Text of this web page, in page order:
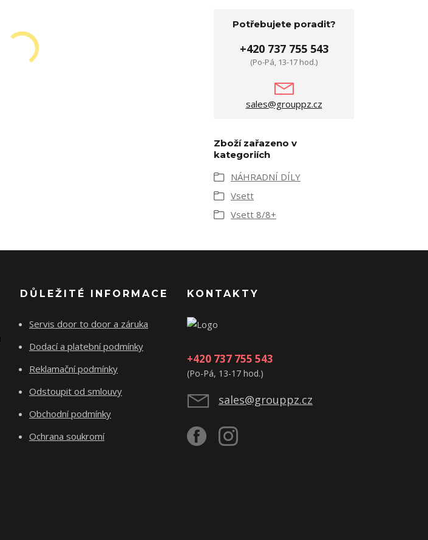
Potřebujete poradit?
+420 737 755 543
(Po-Pá, 13-17 hod.)
sales@grouppz.cz
Zboží zařazeno v
kategoriích
NÁHRADNÍ DÍLY
Vsett
Vsett 8/8+
DŮLEŽITÉ INFORMACE
Servis door to door a záruka
Dodací a platební podmínky
Reklamační podmínky
Odstoupit od smlouvy
Obchodní podmínky
Ochrana soukromí
KONTAKTY
+420 737 755 543
(Po-Pá, 13-17 hod.)
sales@grouppz.cz